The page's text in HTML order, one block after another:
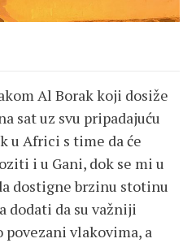
Al Borak koji dosiže
sat uz svu pripadajuću
u Africi s time da će
i u Gani, dok se mi u
dostigne brzinu stotinu
dodati da su važniji
vlakovima, a